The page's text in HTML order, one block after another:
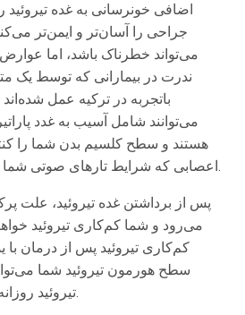
اضافی خونرسانی به غده
جراحی را آسان‌تر و ایمن‌تر
می‌تواند خطرناک باشد، اما
ندرت در بیمارانی که توسط
باتجربه در ترکیه عمل
می‌توانند شامل آسیب به غدد
هستند و سطح کلسیم بدن شما را
اعصابی که شرایط تارهای صوتی شما را کنترل می‌کنند باشند.
پس از برداشتن غده تیروئید، علت
می‌رود و شما کم‌کاری تیروئید
کم‌کاری تیروئید پس از درمان با
سطح هورمون تیروئید شما
تیروئید روزانه به حالت عادی برگردد.